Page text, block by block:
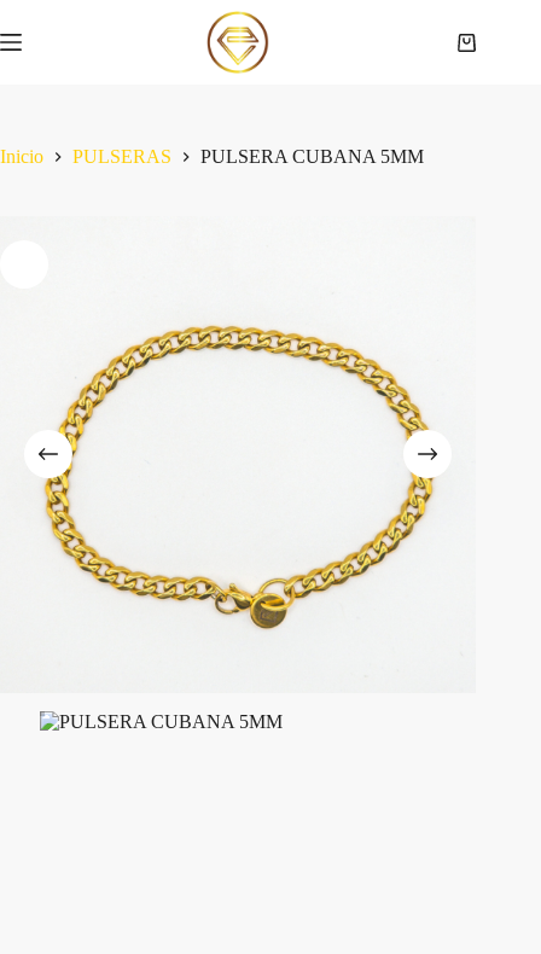
al
contenido
Carro
Inicio PULSERAS PULSERA CUBANA 5MM